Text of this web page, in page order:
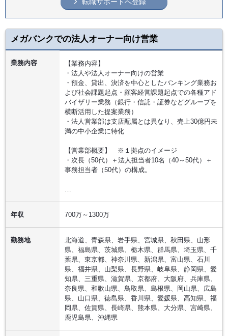
メガバンクでの法人オーナー向け営業
業務内容
【業務内容】
・法人や法人オーナー向けの営業
・預金、貸出、決済を中心としたバンキング業務お
よび社会課題起点・顧客経営課題起点での各種アド
バイザリー業務（銀行・信託・証券などグループを
横断活用した提案業務）
・法人営業部は支店配属とは異なり、売上30億円未
満の中小企業に特化
【営業部概要】 ※１拠点のイメージ
・次長（50代）＋法人担当者10名（40～50代）＋
事務担当者（50代）の構成。
年収 700万～1300万
勤務地
北海道、青森県、岩手県、宮城県、秋田県、山形
県、福島県、茨城県、栃木県、群馬県、埼玉県、千
葉県、東京都、神奈川県、新潟県、富山県、石川
県、福井県、山梨県、長野県、岐阜県、静岡県、愛
知県、三重県、滋賀県、京都府、大阪府、兵庫県、
奈良県、和歌山県、鳥取県、島根県、岡山県、広島
県、山口県、徳島県、香川県、愛媛県、高知県、福
岡県、佐賀県、長崎県、熊本県、大分県、宮崎県、
鹿児島県、沖縄県